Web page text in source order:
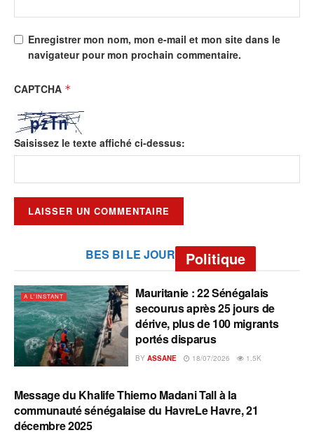
Enregistrer mon nom, mon e-mail et mon site dans le
navigateur pour mon prochain commentaire.
CAPTCHA *
Saisissez le texte affiché ci-dessus:
BES BI LE JOUR Politique
A L'INSTANT
Mauritanie : 22 Sénégalais
secourus après 25 jours de
dérive, plus de 100 migrants
portés disparus
BY ASSANE 18/07/2026 1.5K
A L'INSTANT
Message du Khalife Thierno Madani Tall à la
communauté sénégalaise du HavreLe Havre, 21
décembre 2025